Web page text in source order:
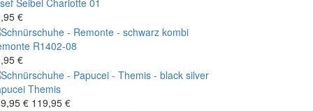
€
R1402-08
€
Themis
€ 119,95 €